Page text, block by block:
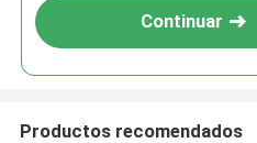
Continuar
Productos recomendados